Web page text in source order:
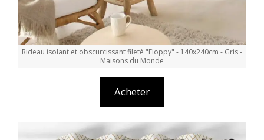
Rideau isolant et obscurcissant fileté "Floppy" - 140x240cm - Gris -
Maisons du Monde
Acheter